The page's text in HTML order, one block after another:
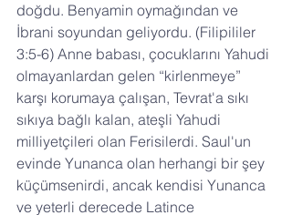
doğdu. Benyamin oymağından ve
İbrani soyundan geliyordu. (Filipililer
3:5-6) Anne babası, çocuklarını Yahudi
olmayanlardan gelen “kirlenmeye”
karşı korumaya çalışan, Tevrat'a sıkı
sıkıya bağlı kalan, ateşli Yahudi
milliyetçileri olan Ferisilerdi. Saul'un
evinde Yunanca olan herhangi bir şey
küçümsenirdi, ancak kendisi Yunanca
ve yeterli derecede Latince